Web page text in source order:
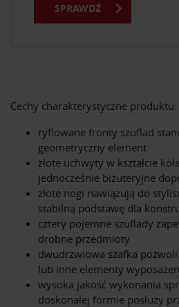
Cechy charakterystyczne produktu:
ryflowane fronty szuflad
geometryczny element
złote uchwyty w kształcie
jednocześnie biżuteryjne
złote nogi nawiązują do
stabilną podstawę dla
cztery pojemne szuflady
drobne przedmioty
dwudrzwiowa szafka
lub inne elementy
wysoka jakość wykonania
doskonałej formie posłuży
SPRAWDŹ